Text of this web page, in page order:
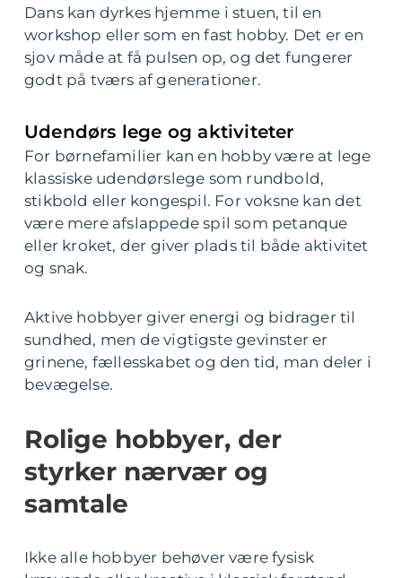
Dans kan dyrkes hjemme i stuen, til en
workshop eller som en fast hobby. Det er en
sjov måde at få pulsen op, og det fungerer
godt på tværs af generationer.
Udendørs lege og aktiviteter
For børnefamilier kan en hobby være at lege
klassiske udendørslege som rundbold,
stikbold eller kongespil. For voksne kan det
være mere afslappede spil som petanque
eller kroket, der giver plads til både aktivitet
og snak.
Aktive hobbyer giver energi og bidrager til
sundhed, men de vigtigste gevinster er
grinene, fællesskabet og den tid, man deler i
bevægelse.
Rolige hobbyer, der
styrker nærvær og
samtale
Ikke alle hobbyer behøver være fysisk